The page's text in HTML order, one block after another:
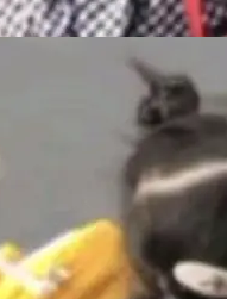
相关的
软件 C
Har
请附上
调用工
完成闭
模态模
。
的轻
质感、
比 U
了显著
局部纹
工程师
「hwc
赖项都
上。」
中间只
康原因